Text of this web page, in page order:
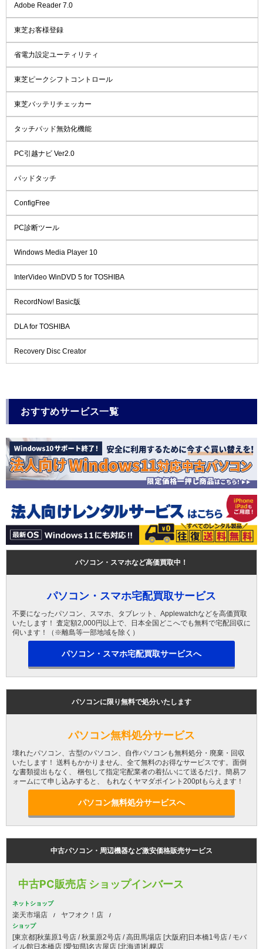
Adobe Reader 7.0
東芝お客様登録
省電力設定ユーティリティ
東芝ピークシフトコントロール
東芝バッテリチェッカー
タッチパッド無効化機能
PC引越ナビ Ver2.0
パッドタッチ
ConfigFree
PC診断ツール
Windows Media Player 10
InterVideo WinDVD 5 for TOSHIBA
RecordNow! Basic版
DLA for TOSHIBA
Recovery Disc Creator
おすすめサービス一覧
パソコン・スマホなど高価買取中！
パソコン・スマホ宅配買取サービス
不要になったパソコン、スマホ、タブレット、Applewatchなどを高価買取
いたします！ 査定額2,000円以上で、日本全国どこへでも無料で宅配回収に
伺います！（※離島等一部地域を除く）
パソコン・スマホ宅配買取サービスへ
パソコンに限り無料で処分いたします
パソコン無料処分サービス
壊れたパソコン、古型のパソコン、自作パソコンも無料処分・廃棄・回収
いたします！ 送料もかかりません、全て無料のお得なサービスです。面倒
な書類提出もなく、 梱包して指定宅配業者の着払いにて送るだけ。簡易フ
ォームにて申し込みすると、 もれなくヤマダポイント200ptもらえます！
パソコン無料処分サービスへ
中古パソコン・周辺機器など激安価格販売サービス
中古PC販売店 ショップインバース
ネットショップ
楽天市場店 ヤフオク！店
ショップ
[東京都]秋葉原1号店 / 秋葉原2号店 / 高田馬場店 [大阪府]日本橋1号店 / モバ
イル館日本橋店 [愛知県]名古屋店 [北海道]札幌店